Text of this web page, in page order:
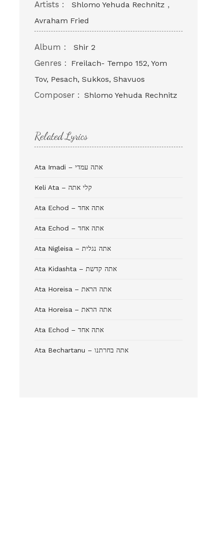
Artists : Shlomo Yehuda Rechnitz ,
Avraham Fried
Album : Shir 2
Genres :
Freilach- Tempo 152, Yom
Tov, Pesach, Sukkos, Shavuos
Composer : Shlomo Yehuda Rechnitz
Related Lyrics
Ata Imadi – אתה עמדי
Keli Ata – קלי אתה
Ata Echod – אתה אחד
Ata Echod – אתה אחד
Ata Nigleisa – אתה נגלית
Ata Kidashta – אתה קדשת
Ata Horeisa – אתה הראת
Ata Horeisa – אתה הראת
Ata Echod – אתה אחד
Ata Bechartanu – אתה בחרתנו